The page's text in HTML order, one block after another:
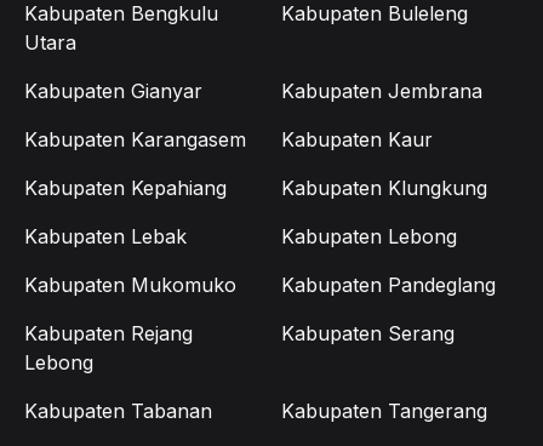
Kabupaten Bengkulu
Utara
Kabupaten Buleleng
Kabupaten Gianyar
Kabupaten Jembrana
Kabupaten Karangasem
Kabupaten Kaur
Kabupaten Kepahiang
Kabupaten Klungkung
Kabupaten Lebak
Kabupaten Lebong
Kabupaten Mukomuko
Kabupaten Pandeglang
Kabupaten Rejang
Lebong
Kabupaten Serang
Kabupaten Tabanan
Kabupaten Tangerang